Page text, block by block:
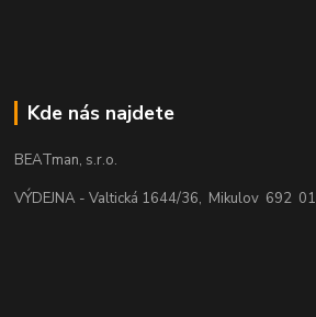
Kde nás najdete
BEATman, s.r.o.
VÝDEJNA - Valtická 1644/36, Mikulov 692 01